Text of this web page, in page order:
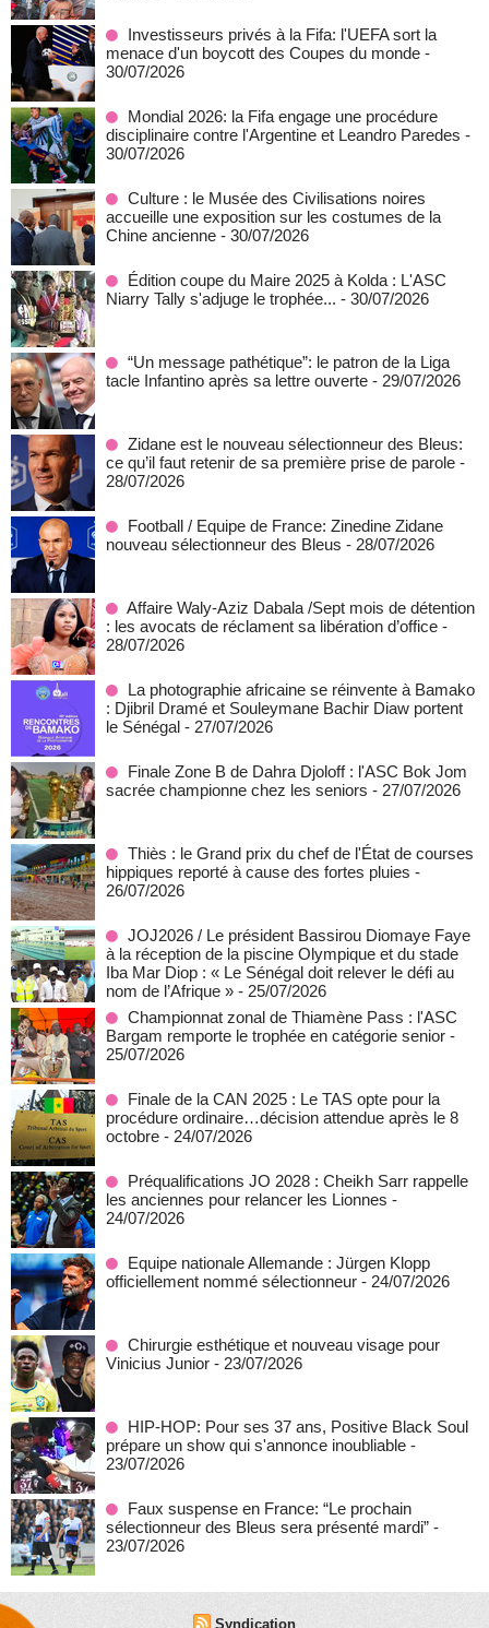
Investisseurs privés à la Fifa: l'UEFA sort la
menace d'un boycott des Coupes du monde -
30/07/2026
Mondial 2026: la Fifa engage une procédure
disciplinaire contre l'Argentine et Leandro Paredes -
30/07/2026
Culture : le Musée des Civilisations noires
accueille une exposition sur les costumes de la
Chine ancienne - 30/07/2026
Édition coupe du Maire 2025 à Kolda : L'ASC
Niarry Tally s'adjuge le trophée... - 30/07/2026
“Un message pathétique”: le patron de la Liga
tacle Infantino après sa lettre ouverte - 29/07/2026
Zidane est le nouveau sélectionneur des Bleus:
ce qu’il faut retenir de sa première prise de parole -
28/07/2026
Football / Equipe de France: Zinedine Zidane
nouveau sélectionneur des Bleus - 28/07/2026
Affaire Waly-Aziz Dabala /Sept mois de détention
: les avocats de réclament sa libération d’office -
28/07/2026
La photographie africaine se réinvente à Bamako
: Djibril Dramé et Souleymane Bachir Diaw portent
le Sénégal - 27/07/2026
Finale Zone B de Dahra Djoloff : l'ASC Bok Jom
sacrée championne chez les seniors - 27/07/2026
Thiès : le Grand prix du chef de l'État de courses
hippiques reporté à cause des fortes pluies -
26/07/2026
JOJ2026 / Le président Bassirou Diomaye Faye
à la réception de la piscine Olympique et du stade
Iba Mar Diop : « Le Sénégal doit relever le défi au
nom de l’Afrique » - 25/07/2026
Championnat zonal de Thiamène Pass : l'ASC
Bargam remporte le trophée en catégorie senior -
25/07/2026
Finale de la CAN 2025 : Le TAS opte pour la
procédure ordinaire…décision attendue après le 8
octobre - 24/07/2026
Préqualifications JO 2028 : Cheikh Sarr rappelle
les anciennes pour relancer les Lionnes -
24/07/2026
Equipe nationale Allemande : Jürgen Klopp
officiellement nommé sélectionneur - 24/07/2026
Chirurgie esthétique et nouveau visage pour
Vinicius Junior - 23/07/2026
HIP-HOP: Pour ses 37 ans, Positive Black Soul
prépare un show qui s'annonce inoubliable -
23/07/2026
Faux suspense en France: “Le prochain
sélectionneur des Bleus sera présenté mardi” -
23/07/2026
Syndication